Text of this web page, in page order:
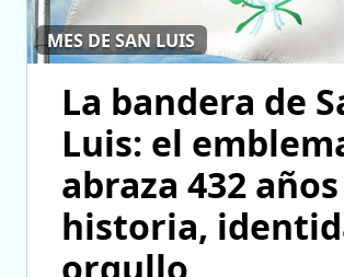
MES DE SAN LUIS
La bandera de
Luis: el
abraza 432
historia,